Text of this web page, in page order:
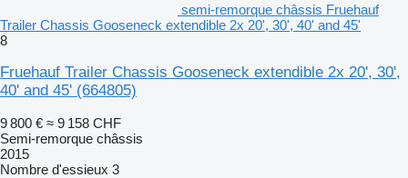
semi-remorque châssis Fruehauf
Trailer Chassis Gooseneck extendible 2x 20', 30', 40' and 45'
8
Fruehauf Trailer Chassis Gooseneck extendible 2x 20', 30',
40' and 45' (664805)
9 800 € ≈ 9 158 CHF
Semi-remorque châssis
2015
Nombre d'essieux 3